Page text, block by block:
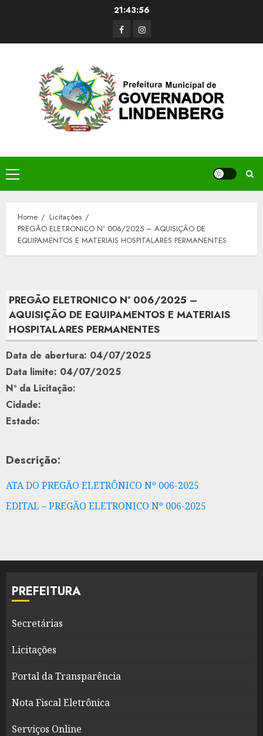
21:43:56
FacerbookInstagram
Primary
Menu
Home
Licitações
PREGÃO ELETRONICO Nº 006/2025 – AQUISIÇÃO DE
EQUIPAMENTOS E MATERIAIS HOSPITALARES PERMANENTES
PREGÃO ELETRONICO Nº 006/2025 –
AQUISIÇÃO DE EQUIPAMENTOS E MATERIAIS
HOSPITALARES PERMANENTES
Data de abertura: 04/07/2025
Data limite: 04/07/2025
Nº da Licitação:
Cidade:
Estado:
Descrição:
ATA DO PREGÃO ELETRÔNICO Nº 006-2025
EDITAL – PREGÃO ELETRONICO Nº 006-2025
PREFEITURA
Secretárias
Licitações
Portal da Transparência
Nota Fiscal Eletrônica
Serviços Online